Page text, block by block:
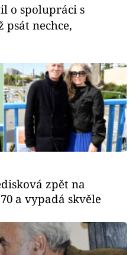
o spolupráci s
psát nechce,
zpět na
a vypadá skvěle